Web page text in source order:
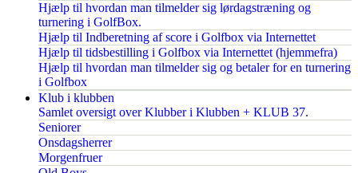
Hjælp til hvordan man tilmelder sig lørdagstræning og
turnering i GolfBox.
Hjælp til Indberetning af score i Golfbox via Internettet
Hjælp til tidsbestilling i Golfbox via Internettet (hjemmefra)
Hjælp til hvordan man tilmelder sig og betaler for en turnering
i Golfbox
Klub i klubben
Samlet oversigt over Klubber i Klubben + KLUB 37.
Seniorer
Onsdagsherrer
Morgenfruer